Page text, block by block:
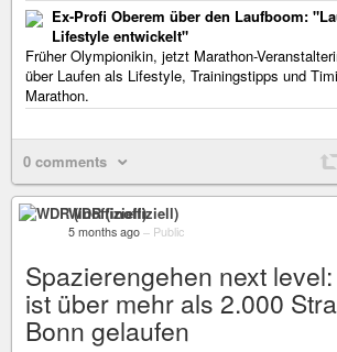
Ex-Profi Oberem über den Laufboom:
Lifestyle entwickelt"
Früher Olympionikin, jetzt Marathon-
über Laufen als Lifestyle, Trainingstipps und
Marathon.
0 comments
WDR (inoffiziell)
5 months ago – Public
Spazierengehen next
ist über mehr als 2.000
Bonn gelaufen